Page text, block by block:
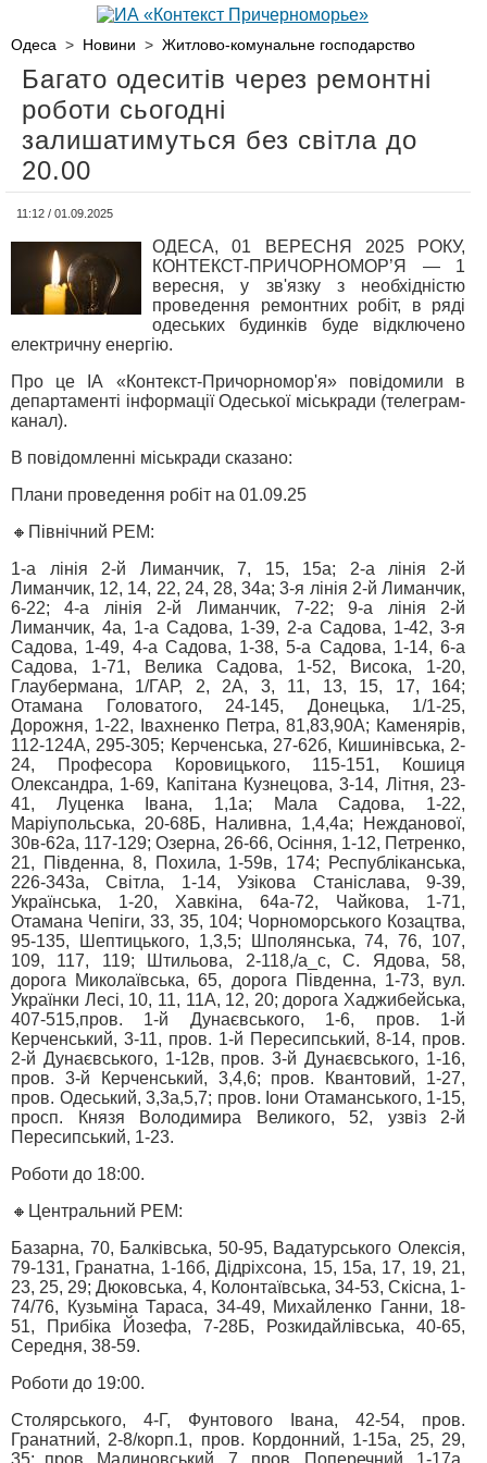
Одеса > Новини > Житлово-комунальне господарство
Багато одеситів через ремонтні
роботи сьогодні
залишатимуться без світла до
20.00
11:12 / 01.09.2025
ОДЕСА, 01 ВЕРЕСНЯ 2025 РОКУ,
КОНТЕКСТ-ПРИЧОРНОМОР’Я — 1
вересня, у зв'язку з необхідністю
проведення ремонтних робіт, в ряді
одеських будинків буде відключено
електричну енергію.
Про це ІА «Контекст-Причорномор'я» повідомили в
департаменті інформації Одеської міськради (телеграм-
канал).
В повідомленні міськради сказано:
Плани проведення робіт на 01.09.25
🔸Північний РЕМ:
1-а лінія 2-й Лиманчик, 7, 15, 15а; 2-а лінія 2-й
Лиманчик, 12, 14, 22, 24, 28, 34а; 3-я лінія 2-й Лиманчик,
6-22; 4-а лінія 2-й Лиманчик, 7-22; 9-а лінія 2-й
Лиманчик, 4а, 1-а Садова, 1-39, 2-а Садова, 1-42, 3-я
Садова, 1-49, 4-а Садова, 1-38, 5-а Садова, 1-14, 6-а
Садова, 1-71, Велика Садова, 1-52, Висока, 1-20,
Глаубермана, 1/ГАР, 2, 2А, 3, 11, 13, 15, 17, 164;
Отамана Головатого, 24-145, Донецька, 1/1-25,
Дорожня, 1-22, Івахненко Петра, 81,83,90А; Каменярів,
112-124А, 295-305; Керченська, 27-62б, Кишинівська, 2-
24, Професора Коровицького, 115-151, Кошиця
Олександра, 1-69, Капітана Кузнецова, 3-14, Літня, 23-
41, Луценка Івана, 1,1а; Мала Садова, 1-22,
Маріупольська, 20-68Б, Наливна, 1,4,4а; Нежданової,
30в-62а, 117-129; Озерна, 26-66, Осіння, 1-12, Петренко,
21, Південна, 8, Похила, 1-59в, 174; Республіканська,
226-343а, Світла, 1-14, Узікова Станіслава, 9-39,
Українська, 1-20, Хавкіна, 64а-72, Чайкова, 1-71,
Отамана Чепіги, 33, 35, 104; Чорноморського Козацтва,
95-135, Шептицького, 1,3,5; Шполянська, 74, 76, 107,
109, 117, 119; Штильова, 2-118,/а_с, С. Ядова, 58,
дорога Миколаївська, 65, дорога Південна, 1-73, вул.
Українки Лесі, 10, 11, 11А, 12, 20; дорога Хаджибейська,
407-515,пров. 1-й Дунаєвського, 1-6, пров. 1-й
Керченський, 3-11, пров. 1-й Пересипський, 8-14, пров.
2-й Дунаєвського, 1-12в, пров. 3-й Дунаєвського, 1-16,
пров. 3-й Керченський, 3,4,6; пров. Квантовий, 1-27,
пров. Одеський, 3,3а,5,7; пров. Іони Отаманського, 1-15,
просп. Князя Володимира Великого, 52, узвіз 2-й
Пересипський, 1-23.
Роботи до 18:00.
🔸Центральний РЕМ:
Базарна, 70, Балківська, 50-95, Вадатурського Олексія,
79-131, Гранатна, 1-16б, Дідріхсона, 15, 15а, 17, 19, 21,
23, 25, 29; Дюковська, 4, Колонтаївська, 34-53, Скісна, 1-
74/76, Кузьміна Тараса, 34-49, Михайленко Ганни, 18-
51, Прибіка Йозефа, 7-28Б, Розкидайлівська, 40-65,
Середня, 38-59.
Роботи до 19:00.
Столярського, 4-Г, Фунтового Івана, 42-54, пров.
Гранатний, 2-8/корп.1, пров. Кордонний, 1-15а, 25, 29,
35; пров. Малиновський, 7, пров. Поперечний, 1-17а,